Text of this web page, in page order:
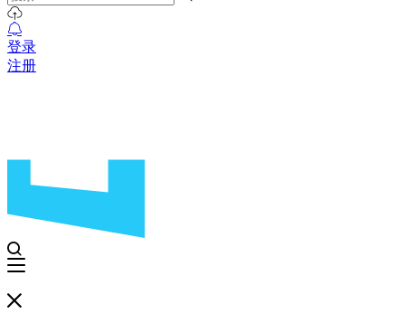
登录
注册